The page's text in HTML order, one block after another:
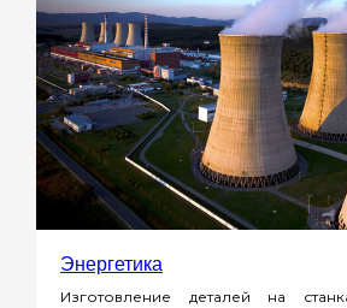
Энергетика
Изготовление деталей на